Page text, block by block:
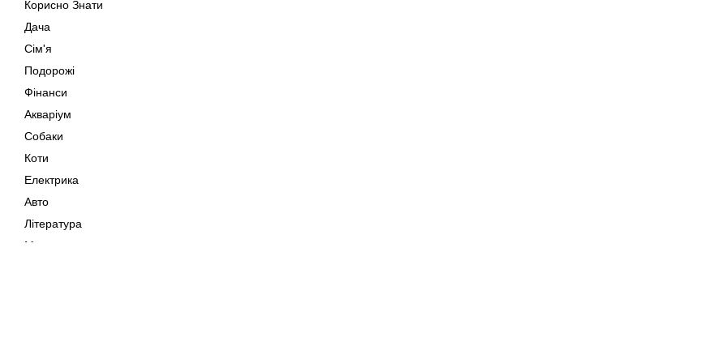
Корисно Знати
Дача
Сім'я
Подорожі
Фінанси
Акваріум
Собаки
Коти
Електрика
Авто
Література
Музика